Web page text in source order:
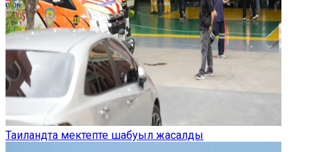
Таиландта мектепте шабуыл жасалды